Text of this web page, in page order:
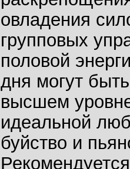
овладения
групповых
половой
дня могут
высшем
идеальной
буйство и